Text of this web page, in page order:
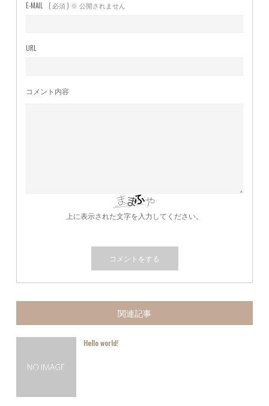
E-MAIL ( 必須 ) ※ 公開されません
URL
コメント内容
上に表示された文字を入力してください。
関連記事
Hello world!